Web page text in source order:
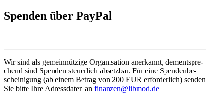
Spenden über PayPal
Wir sind als gemein­nützige Organi­sation anerkannt, dementspre­
chend sind Spenden steuerlich absetzbar. Für eine Spenden­be­
schei­nigung (ab einem Betrag von 200 EUR erfor­derlich) senden
Sie bitte Ihre Adress­daten an finanzen@libmod.de